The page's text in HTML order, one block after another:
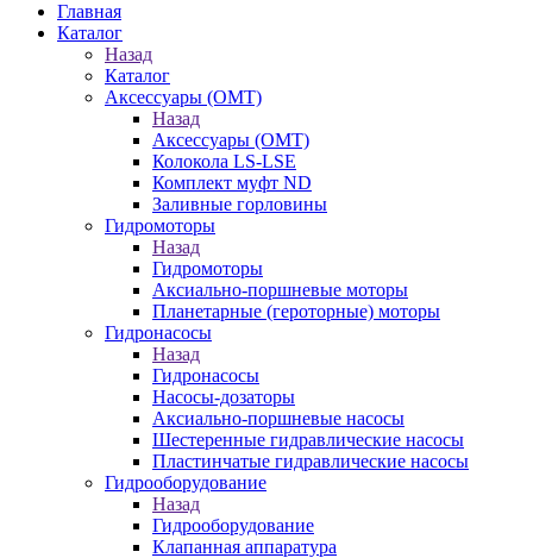
Главная
Каталог
Назад
Каталог
Аксессуары (OMT)
Назад
Аксессуары (OMT)
Колокола LS-LSE
Комплект муфт ND
Заливные горловины
Гидромоторы
Назад
Гидромоторы
Аксиально-поршневые моторы
Планетарные (героторные) моторы
Гидронасосы
Назад
Гидронасосы
Насосы-дозаторы
Аксиально-поршневые насосы
Шестеренные гидравлические насосы
Пластинчатые гидравлические насосы
Гидрооборудование
Назад
Гидрооборудование
Клапанная аппаратура